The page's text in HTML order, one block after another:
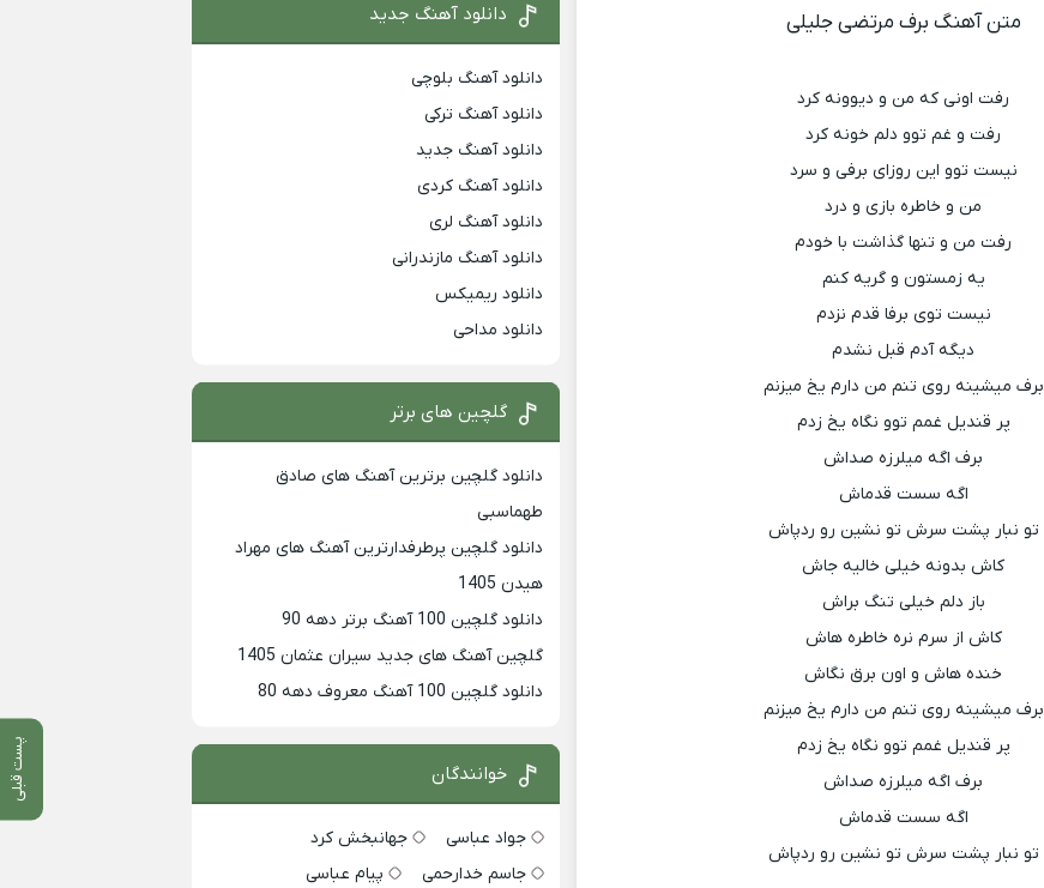
پست قبلی
متن آهنگ برف مرتضی جلیلی
رفت اونى که من و دیوونه کرد
رفت و غم توو دلم خونه کرد
نیست توو این روزاى برفى و سرد
من و خاطره بازى و درد
رفت من و تنها گذاشت با خودم
یه زمستون و گریه کنم
نیست توى برفا قدم نزدم
دیگه آدم قبل نشدم
برف میشینه روى تنم من دارم یخ میزنم
پر قندیل غمم توو نگاه یخ زدم
برف اگه میلرزه صداش
اگه سست قدماش
تو نبار پشت سرش تو نشین رو ردپاش
کاش بدونه خیلى خالیه جاش
باز دلم خیلى تنگ براش
کاش از سرم نره خاطره هاش
خنده هاش و اون برق نگاش
برف میشینه روى تنم من دارم یخ میزنم
پر قندیل غمم توو نگاه یخ زدم
برف اگه میلرزه صداش
اگه سست قدماش
تو نبار پشت سرش تو نشین رو ردپاش
دانلود آهنگ جدید
دانلود آهنگ بلوچی
دانلود آهنگ ترکی
دانلود آهنگ جدید
دانلود آهنگ کردی
دانلود آهنگ لری
دانلود آهنگ مازندرانی
دانلود ریمیکس
دانلود مداحی
گلچین های برتر
دانلود گلچین برترین آهنگ های صادق
طهماسبی
دانلود گلچین پرطرفدارترین آهنگ های مهراد
هیدن 1405
دانلود گلچین 100 آهنگ برتر دهه 90
گلچین آهنگ های جدید سیران عثمان 1405
دانلود گلچین 100 آهنگ معروف دهه 80
خوانندگان
جواد عباسی
جهانبخش کرد
جاسم خدارحمی
پیام عباسی